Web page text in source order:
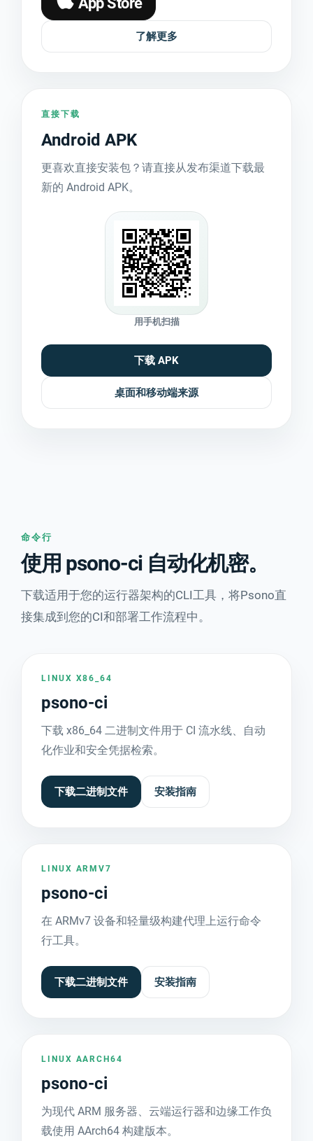
了解更多
直接下载
Android APK
更喜欢直接安装包？请直接从发布渠道下载最
新的 Android APK。
用手机扫描
下载 APK
桌面和移动端来源
命令行
使用 psono-ci 自动化机密。
下载适用于您的运行器架构的CLI工具，将Psono直
接集成到您的CI和部署工作流程中。
LINUX X86_64
psono-ci
下载 x86_64 二进制文件用于 CI 流水线、自动
化作业和安全凭据检索。
下载二进制文件 安装指南
LINUX ARMV7
psono-ci
在 ARMv7 设备和轻量级构建代理上运行命令
行工具。
下载二进制文件 安装指南
LINUX AARCH64
psono-ci
为现代 ARM 服务器、云端运行器和边缘工作负
载使用 AArch64 构建版本。